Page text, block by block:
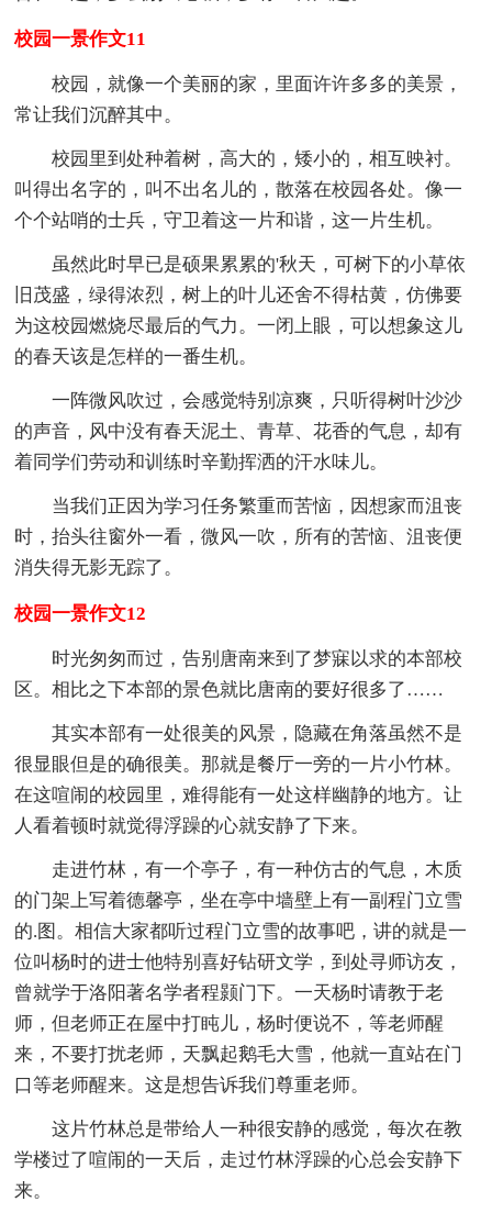
校园一景作文11
校园，就像一个美丽的家，里面许许多多的美景，
常让我们沉醉其中。
校园里到处种着树，高大的，矮小的，相互映衬。
叫得出名字的，叫不出名儿的，散落在校园各处。像一
个个站哨的士兵，守卫着这一片和谐，这一片生机。
虽然此时早已是硕果累累的'秋天，可树下的小草依
旧茂盛，绿得浓烈，树上的叶儿还舍不得枯黄，仿佛要
为这校园燃烧尽最后的气力。一闭上眼，可以想象这儿
的春天该是怎样的一番生机。
一阵微风吹过，会感觉特别凉爽，只听得树叶沙沙
的声音，风中没有春天泥土、青草、花香的气息，却有
着同学们劳动和训练时辛勤挥洒的汗水味儿。
当我们正因为学习任务繁重而苦恼，因想家而沮丧
时，抬头往窗外一看，微风一吹，所有的苦恼、沮丧便
消失得无影无踪了。
校园一景作文12
时光匆匆而过，告别唐南来到了梦寐以求的本部校
区。相比之下本部的景色就比唐南的要好很多了……
其实本部有一处很美的风景，隐藏在角落虽然不是
很显眼但是的确很美。那就是餐厅一旁的一片小竹林。
在这喧闹的校园里，难得能有一处这样幽静的地方。让
人看着顿时就觉得浮躁的心就安静了下来。
走进竹林，有一个亭子，有一种仿古的气息，木质
的门架上写着德馨亭，坐在亭中墙壁上有一副程门立雪
的.图。相信大家都听过程门立雪的故事吧，讲的就是一
位叫杨时的进士他特别喜好钻研文学，到处寻师访友，
曾就学于洛阳著名学者程颢门下。一天杨时请教于老
师，但老师正在屋中打盹儿，杨时便说不，等老师醒
来，不要打扰老师，天飘起鹅毛大雪，他就一直站在门
口等老师醒来。这是想告诉我们尊重老师。
这片竹林总是带给人一种很安静的感觉，每次在教
学楼过了喧闹的一天后，走过竹林浮躁的心总会安静下
来。